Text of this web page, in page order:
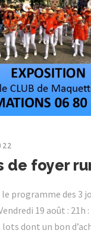
de foyer
programme des 3
19 août : 21h
dont un bon